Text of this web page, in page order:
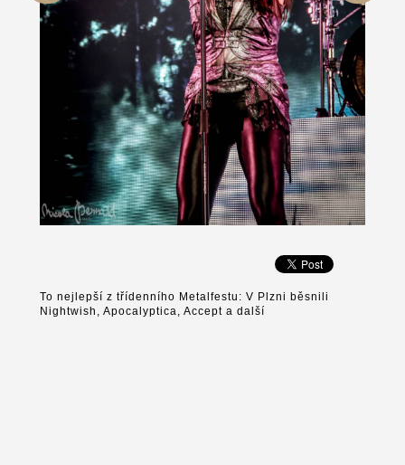
To nejlepší z třídenního Metalfestu: V Plzni běsnili
Nightwish, Apocalyptica, Accept a další